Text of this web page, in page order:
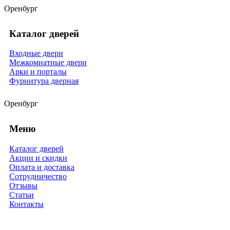
Оренбург
Каталог дверей
Входные двери
Межкомнатные двери
Арки и порталы
Фурнитура дверная
Оренбург
Меню
Каталог дверей
Акции и скидки
Оплата и доставка
Сотрудничество
Отзывы
Статьи
Контакты